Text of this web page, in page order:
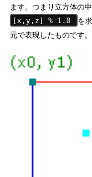
ます。つまり立方体の
[x,y,z] % 1.0
を
元で表現したものです。